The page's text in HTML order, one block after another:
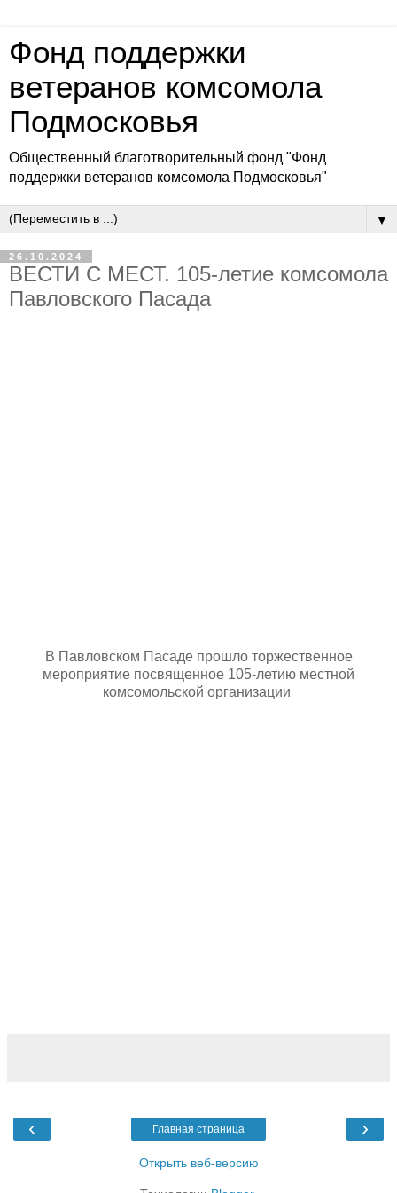
Фонд поддержки
ветеранов комсомола
Подмосковья
Общественный благотворительный фонд "Фонд
поддержки ветеранов комсомола Подмосковья"
▼
26.10.2024
ВЕСТИ С МЕСТ. 105-летие комсомола
Павловского Пасада
В Павловском Пасаде прошло торжественное
мероприятие посвященное 105-летию местной
комсомольской организации
‹ ›
Главная страница
Открыть веб-версию